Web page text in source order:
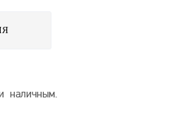
наличным.